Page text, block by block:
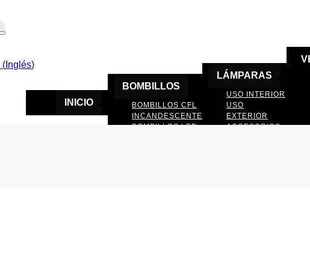
( Inglés)
INICIO
BOMBILLOS
BOMBILLOS CFL
INCANDESCENTE
BOMBILLOS LED
LÁMPARAS
USO INTERIOR
USO
EXTERIOR
ACCESORIOS